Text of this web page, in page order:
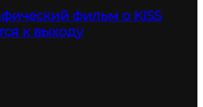
фильм о KISS
к выходу